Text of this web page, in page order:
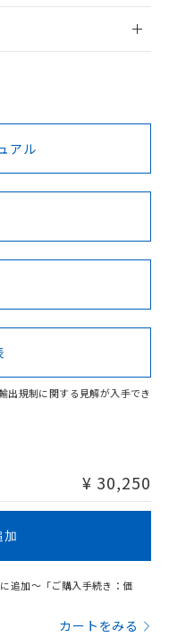
録
前に、以下を必ずお読
Cd Cr(VI)
あります。
BV型式承認
（フランス
KR型式
（韓国
No No
証/適合状況ページへ
ジからご検索ください
アル
出規制に関する見解が入手でき
¥ 30,250
加
追加～「ご購入手続き：価
カートをみる